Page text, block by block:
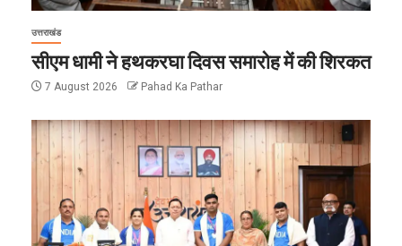
उत्तराखंड
सीएम धामी ने हथकरघा दिवस समारोह में की शिरकत
7 August 2026 Pahad Ka Pathar